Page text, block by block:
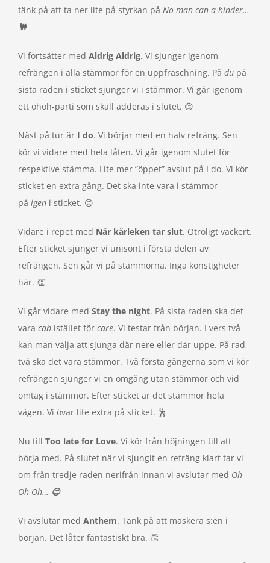
tänk på att ta ner lite på styrkan på No man can a-hinder…
🐫
Vi fortsätter med Aldrig Aldrig. Vi sjunger igenom
refrängen i alla stämmor för en uppfräschning. På du på
sista raden i sticket sjunger vi i stämmor. Vi går igenom
ett ohoh-parti som skall adderas i slutet. 😊
Näst på tur är I do. Vi börjar med en halv refräng. Sen
kör vi vidare med hela låten. Vi går igenom slutet för
respektive stämma. Lite mer ”öppet” avslut på I do. Vi kör
sticket en extra gång. Det ska inte vara i stämmor
på igen i sticket. 😊
Vidare i repet med När kärleken tar slut. Otroligt vackert.
Efter sticket sjunger vi unisont i första delen av
refrängen. Sen går vi på stämmorna. Inga konstigheter
här. 👏
Vi går vidare med Stay the night. På sista raden ska det
vara cab istället för care. Vi testar från början. I vers två
kan man välja att sjunga där nere eller där uppe. På rad
två ska det vara stämmor. Två första gångerna som vi kör
refrängen sjunger vi en omgång utan stämmor och vid
omtag i stämmor. Efter sticket är det stämmor hela
vägen. Vi övar lite extra på sticket. 🕺
Nu till Too late for Love. Vi kör från höjningen till att
börja med. På slutet när vi sjungit en refräng klart tar vi
om från tredje raden nerifrån innan vi avslutar med Oh
Oh Oh… 😊
Vi avslutar med Anthem. Tänk på att maskera s:en i
början. Det låter fantastiskt bra. 👏